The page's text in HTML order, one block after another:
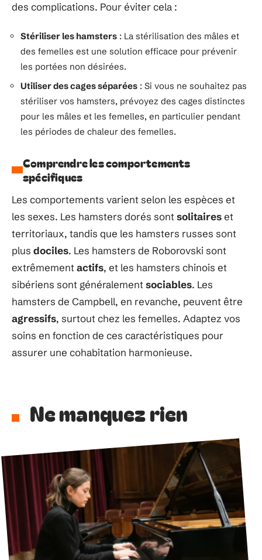
des complications. Pour éviter cela :
Stériliser les hamsters : La stérilisation des mâles et
des femelles est une solution efficace pour prévenir
les portées non désirées.
Utiliser des cages séparées : Si vous ne souhaitez pas
stériliser vos hamsters, prévoyez des cages distinctes
pour les mâles et les femelles, en particulier pendant
les périodes de chaleur des femelles.
Comprendre les comportements
spécifiques
Les comportements varient selon les espèces et
les sexes. Les hamsters dorés sont solitaireset
territoriaux, tandis que les hamsters russes sont
plus dociles. Les hamsters de Roborovski sont
extrêmement actifs, et les hamsters chinois et
sibériens sont généralement sociables. Les
hamsters de Campbell, en revanche, peuvent être
agressifs, surtout chez les femelles. Adaptez vos
soins en fonction de ces caractéristiques pour
assurer une cohabitation harmonieuse.
Ne manquez rien